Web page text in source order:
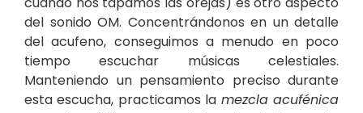
del sonido OM. Concentrándonos en un detalle
del acufeno, conseguimos a menudo en poco
tiempo escuchar músicas celestiales.
Manteniendo un pensamiento preciso durante
esta escucha, practicamos la mezcla acufénica